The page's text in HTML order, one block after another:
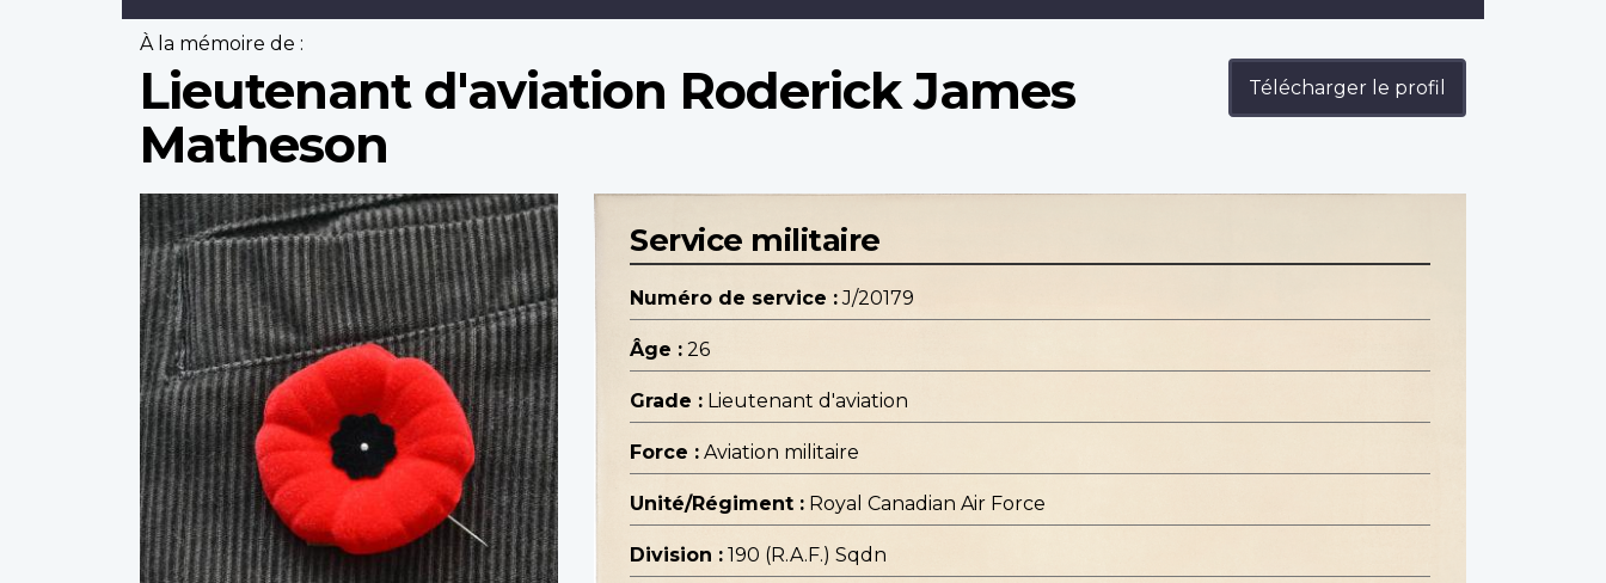
À la mémoire de :
Lieutenant d'aviation Roderick James
Matheson
Télécharger le profil
Profile
image
Service militaire
Numéro de service : J/20179
Âge : 26
Grade : Lieutenant d'aviation
Force : Aviation militaire
Unité/Régiment : Royal Canadian Air Force
Division : 190 (R.A.F.) Sqdn